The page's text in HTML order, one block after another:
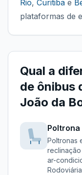
Rio, Curitiba e
plataformas de
Qual a
de ônibus
João da
Poltrona
Poltronas
reclinação
ar-